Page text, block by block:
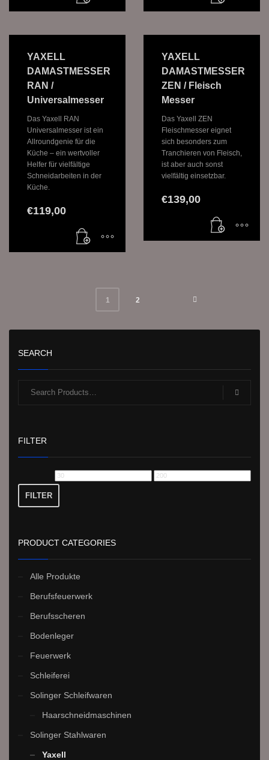
YAXELL
DAMASTMESSER
RAN /
Universalmesser
Das Yaxell RAN
Universalmesser ist ein
Allroundgenie für die
Küche – ein wertvoller
Helfer für vielfältige
Schneidarbeiten in der
Küche.
€119,00
YAXELL
DAMASTMESSER
ZEN / Fleisch
Messer
Das Yaxell ZEN
Fleischmesser eignet
sich besonders zum
Tranchieren von Fleisch,
ist aber auch sonst
vielfältig einsetzbar.
€139,00
1 2
SEARCH
FILTER
Min. Max.
FILTER
PRODUCT CATEGORIES
Alle Produkte
Berufsfeuerwerk
Berufsscheren
Bodenleger
Feuerwerk
Schleiferei
Solinger Schleifwaren
Haarschneidmaschinen
Solinger Stahlwaren
Yaxell